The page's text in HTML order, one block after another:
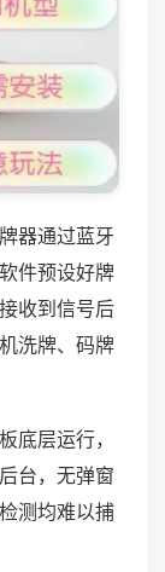
器通过蓝牙
件预设好牌
收到信号后
洗牌、码牌
底层运行，
台，无弹窗
测均难以捕